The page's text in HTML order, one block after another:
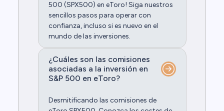
500 (SPX500) en eToro! Siga nuestros
sencillos pasos para operar con
confianza, incluso si es nuevo en el
mundo de las inversiones.
¿Cuáles son las comisiones
asociadas a la inversión en
S&P 500 en eToro?
Desmitificando las comisiones de